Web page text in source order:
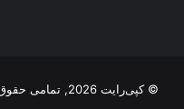
© کپی‌رایت 2026, تمامی حقوق متعلق است به |